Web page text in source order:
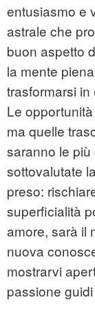
entusiasmo e
astrale che
buon aspetto
la mente
trasformarsi
Le
ma quelle
saranno le
sottovalutate
preso:
superficialità
amore, sarà il
nuova
mostrarvi
passione